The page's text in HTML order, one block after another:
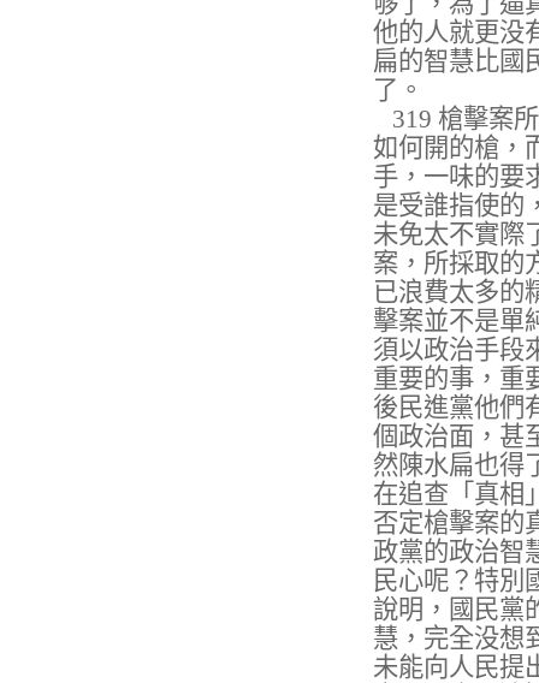
他的人就更没
扁的智慧比國
了。
319 槍擊案
如何開的槍，
手，一味的要
是受誰指使的
未免太不實際
案，所採取的
已浪費太多的
擊案並不是單
須以政治手段
重要的事，重
後民進黨他們
個政治面，甚
然陳水扁也得
在追查「真相
否定槍擊案的
政黨的政治智
民心呢？特別
說明，國民黨
慧，完全没想
未能向人民提